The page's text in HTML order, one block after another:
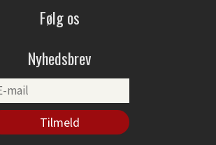
Følg os
Nyhedsbrev